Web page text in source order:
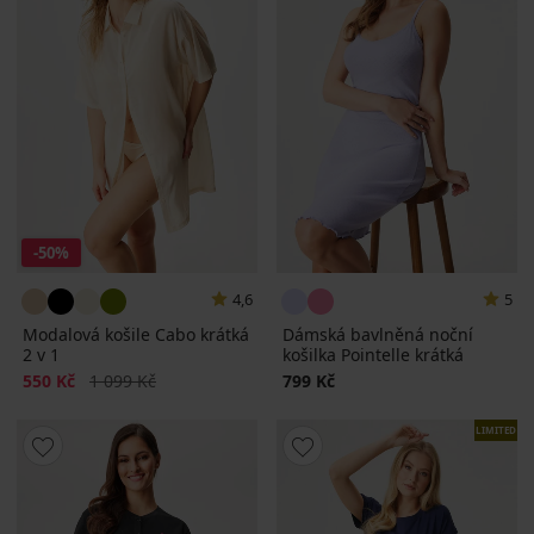
-50%
4,6
Modalová košile Cabo krátká
2 v 1
Sleva
550 Kč Původní cena
1 099 Kč
5
Dámská bavlněná noční
košilka Pointelle krátká
799 Kč
LIMITED